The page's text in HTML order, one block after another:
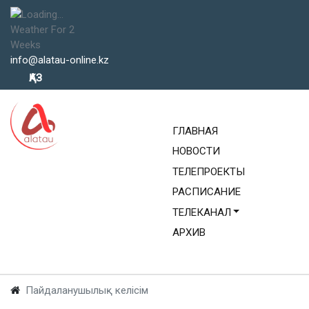
Weather For 2
Weeks
info@alatau-online.kz
Выберите язык
ҚАЗ
ГЛАВНАЯ
НОВОСТИ
ТЕЛЕПРОЕКТЫ
РАСПИСАНИЕ
ТЕЛЕКАНАЛ
АРХИВ
Пайдаланушылық келісім